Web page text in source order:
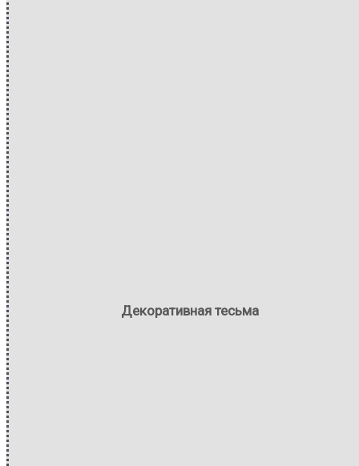
Декоративная тесьма